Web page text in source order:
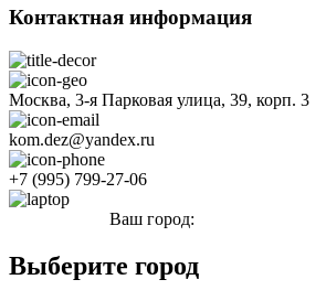
Контактная информация
Москва, 3-я Парковая улица, 39, корп. 3
kom.dez@yandex.ru
+7 (995) 799-27-06
Ваш город:
Выберите город